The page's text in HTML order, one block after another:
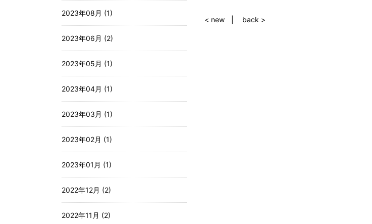
< new back >
2023年08月 (1)
2023年06月 (2)
2023年05月 (1)
2023年04月 (1)
2023年03月 (1)
2023年02月 (1)
2023年01月 (1)
2022年12月 (2)
2022年11月 (2)